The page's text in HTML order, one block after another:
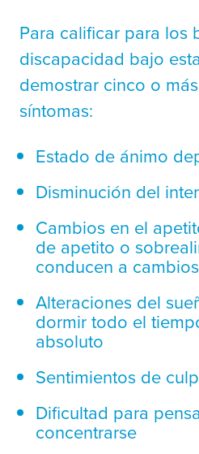
Para calificar para los
discapacidad bajo
demostrar cinco o
síntomas:
Estado de ánimo
Disminución del
Cambios en el
de apetito o
conducen a
Alteraciones del
dormir todo el
absoluto
Sentimientos de
Dificultad para
concentrarse